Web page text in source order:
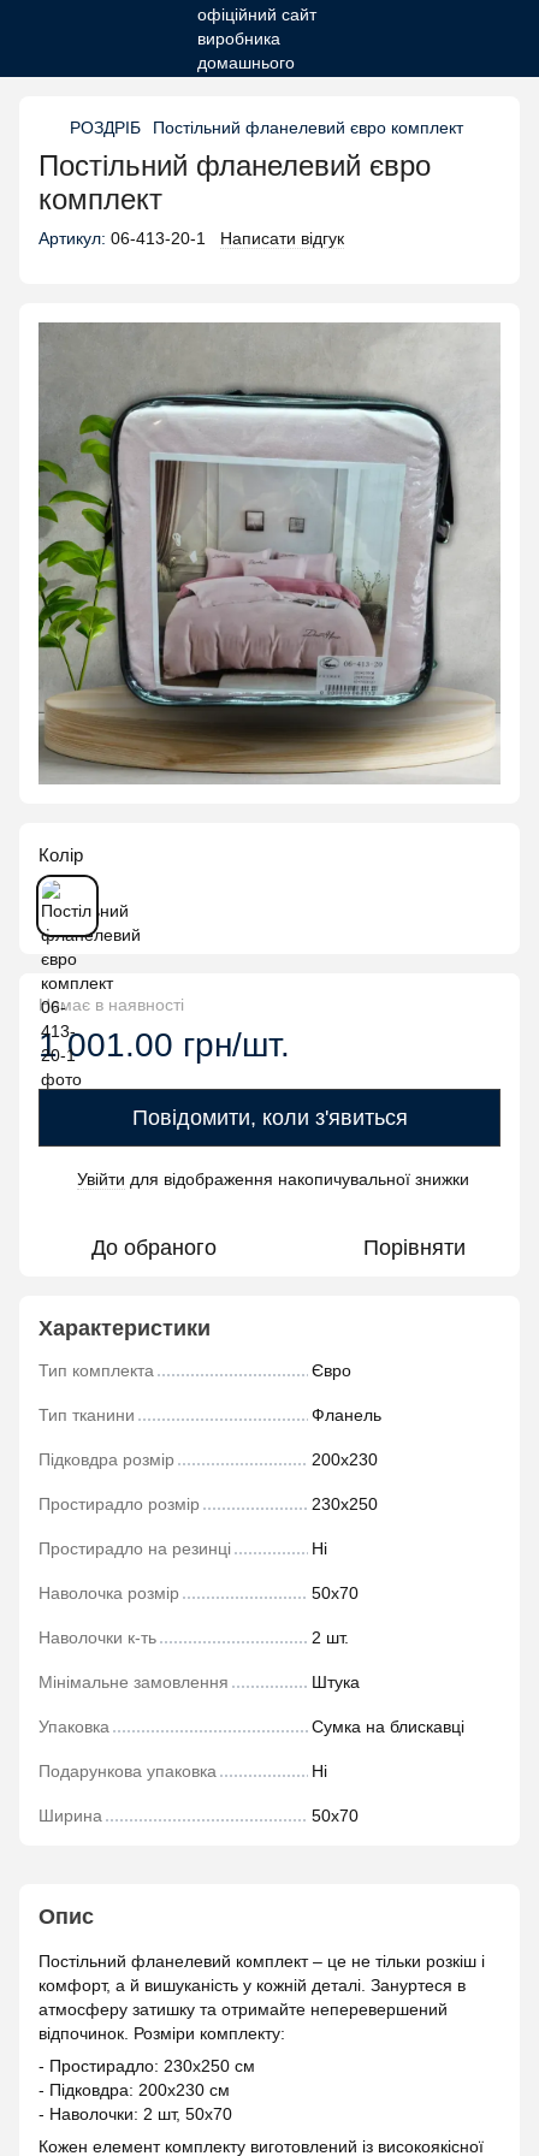
РОЗДРІБ Постільний фланелевий євро комплект
Постільний фланелевий євро
комплект
Артикул: 06-413-20-1 Написати відгук
Колір
Немає в наявності
1 001.00 грн/шт.
Повідомити, коли з'явиться
Увійти для відображення накопичувальної знижки
До обраного Порівняти
Характеристики
Тип комплекта Євро
Тип тканини Фланель
Підковдра розмір 200х230
Простирадло розмір 230х250
Простирадло на резинці Ні
Наволочка розмір 50х70
Наволочки к-ть 2 шт.
Мінімальне замовлення Штука
Упаковка Сумка на блискавці
Подарункова упаковка Ні
Ширина 50х70
Опис
Постільний фланелевий комплект – це не тільки розкіш і
комфорт, а й вишуканість у кожній деталі. Зануртеся в
атмосферу затишку та отримайте неперевершений
відпочинок. Розміри комплекту:
- Простирадло: 230х250 см
- Підковдра: 200х230 см
- Наволочки: 2 шт, 50х70
Кожен елемент комплекту виготовлений із високоякісної